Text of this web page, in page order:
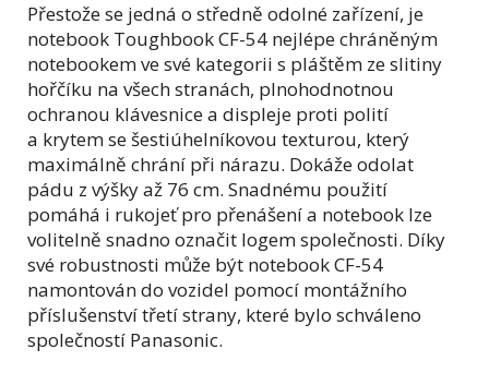
Přestože se jedná o středně odolné zařízení, je
notebook Toughbook CF-54 nejlépe chráněným
notebookem ve své kategorii s pláštěm ze slitiny
hořčíku na všech stranách, plnohodnotnou
ochranou klávesnice a displeje proti polití
a krytem se šestiúhelníkovou texturou, který
maximálně chrání při nárazu. Dokáže odolat
pádu z výšky až 76 cm. Snadnému použití
pomáhá i rukojeť pro přenášení a notebook lze
volitelně snadno označit logem společnosti. Díky
své robustnosti může být notebook CF-54
namontován do vozidel pomocí montážního
příslušenství třetí strany, které bylo schváleno
společností Panasonic.